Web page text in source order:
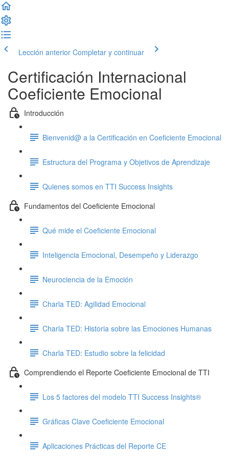
Lección anterior Completar y continuar
Certificación Internacional
Coeficiente Emocional
Introducción
Bienvenid@ a la Certificación en Coeficiente Emocional
Estructura del Programa y Objetivos de Aprendizaje
Quienes somos en TTI Success Insights
Fundamentos del Coeficiente Emocional
Qué mide el Coeficiente Emocional
Inteligencia Emocional, Desempeño y Liderazgo
Neurociencia de la Emoción
Charla TED: Agilidad Emocional
Charla TED: Historia sobre las Emociones Humanas
Charla TED: Estudio sobre la felicidad
Comprendiendo el Reporte Coeficiente Emocional de TTI
Los 5 factores del modelo TTI Success Insights®
Gráficas Clave Coeficiente Emocional
Aplicaciones Prácticas del Reporte CE